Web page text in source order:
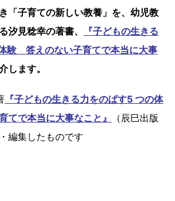
「子育ての新しい教養」を、幼児教
汐見稔幸の著書、
『子どもの生きる
験 答えのない子育てで本当に大事
します。
『子どもの生きる力をのばす5 つの体
で本当に大事なこと』
（辰巳出版
編集したものです